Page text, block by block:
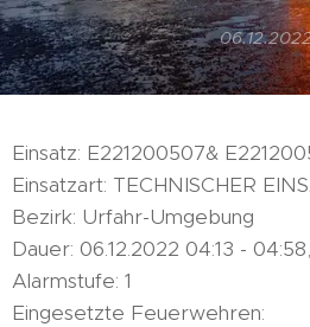
Einsatz: E221200507&
Einsatzart: TECHNISCHER
Bezirk: Urfahr-Umgebung
Dauer: 06.12.2022 04:13 -
Alarmstufe: 1
Eingesetzte Feuerwehren: